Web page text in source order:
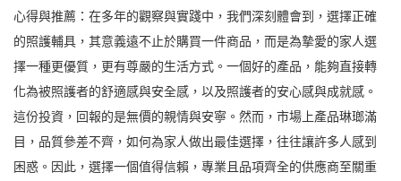
心得與推薦：在多年的觀察與實踐中，我們深刻體會到，選擇正確
的照護輔具，其意義遠不止於購買一件商品，而是為摯愛的家人選
擇一種更優質，更有尊嚴的生活方式。一個好的產品，能夠直接轉
化為被照護者的舒適感與安全感，以及照護者的安心感與成就感。
這份投資，回報的是無價的親情與安寧。然而，市場上產品琳瑯滿
目，品質參差不齊，如何為家人做出最佳選擇，往往讓許多人感到
困惑。因此，選擇一個值得信賴，專業且品項齊全的供應商至關重